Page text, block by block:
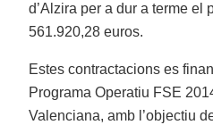
d’Alzira per a dur a terme el
561.920,28 euros.
Estes contractacions es
Programa Operatiu FSE
Valenciana, amb l’objectiu